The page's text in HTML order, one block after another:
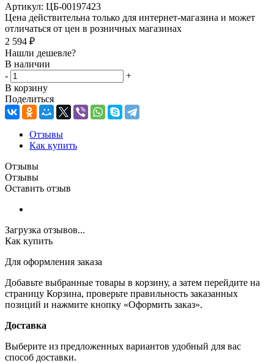
Артикул: ЦБ-00197423
Цена действительна только для интернет-магазина и может
отличаться от цен в розничных магазинах
2 594 ₽
Нашли дешевле?
В наличии
-
+
В корзину
Поделиться
Отзывы
Как купить
Отзывы
Отзывы
Оставить отзыв
Загрузка отзывов...
Как купить
Для оформления заказа
Добавьте выбранные товары в корзину, а затем перейдите на
страницу Корзина, проверьте правильность заказанных
позиций и нажмите кнопку «Оформить заказ».
Доставка
Выберите из предложенных вариантов удобный для вас
способ доставки.